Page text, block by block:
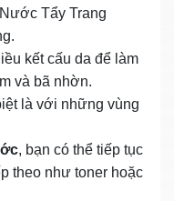
Nước Tẩy Trang
kết cấu da để làm
và bã nhờn.
là với những vùng
, bạn có thể tiếp tục
theo như toner hoặc